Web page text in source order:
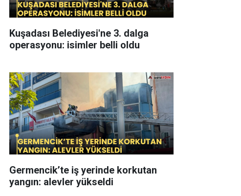
Kuşadası Belediyesi'ne 3. dalga
operasyonu: isimler belli oldu
Germencik’te iş yerinde korkutan
yangın: alevler yükseldi